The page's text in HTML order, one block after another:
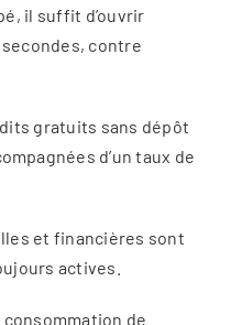
il suffit d’ouvrir
contre
gratuits sans dépôt
d’un taux de
et financières sont
actives.
de